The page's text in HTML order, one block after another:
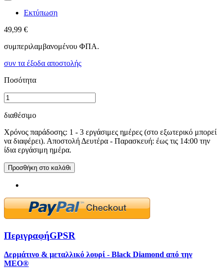
Εκτύπωση
49,99 €
συμπεριλαμβανομένου ΦΠΑ.
συν τα έξοδα αποστολής
Ποσότητα
διαθέσιμο
Χρόνος παράδοσης: 1 - 3 εργάσιμες ημέρες (στο εξωτερικό μπορεί
να διαφέρει). Αποστολή Δευτέρα - Παρασκευή: έως τις 14:00 την
ίδια εργάσιμη ημέρα.
Προσθήκη στο καλάθι
ΠεριγραφήGPSR
Δερμάτινο & μεταλλικό λουρί - Black Diamond από την
MEO®